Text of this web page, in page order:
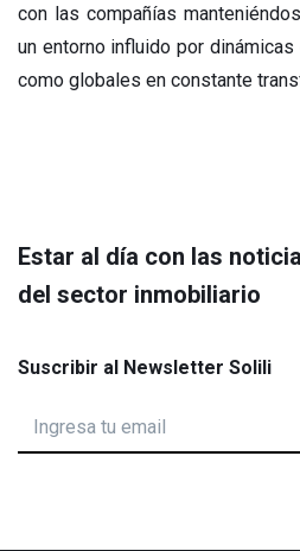
con las compañías
un entorno influido por
como globales en constante
Estar al día con las
del sector inmobiliario
Suscribir al Newsletter Solili